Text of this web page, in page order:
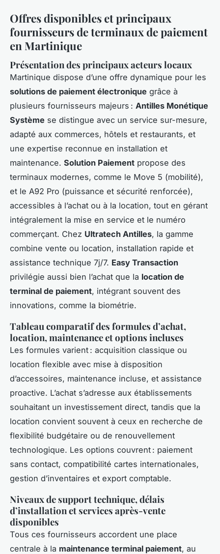
Offres disponibles et principaux
fournisseurs de terminaux de paiement
en Martinique
Présentation des principaux acteurs locaux
Martinique dispose d’une offre dynamique pour les
solutions de paiement électronique grâce à
plusieurs fournisseurs majeurs : Antilles Monétique
Système se distingue avec un service sur-mesure,
adapté aux commerces, hôtels et restaurants, et
une expertise reconnue en installation et
maintenance. Solution Paiement propose des
terminaux modernes, comme le Move 5 (mobilité),
et le A92 Pro (puissance et sécurité renforcée),
accessibles à l’achat ou à la location, tout en gérant
intégralement la mise en service et le numéro
commerçant. Chez Ultratech Antilles, la gamme
combine vente ou location, installation rapide et
assistance technique 7j/7. Easy Transaction
privilégie aussi bien l’achat que la location de
terminal de paiement, intégrant souvent des
innovations, comme la biométrie.
Tableau comparatif des formules d’achat,
location, maintenance et options incluses
Les formules varient : acquisition classique ou
location flexible avec mise à disposition
d’accessoires, maintenance incluse, et assistance
proactive. L’achat s’adresse aux établissements
souhaitant un investissement direct, tandis que la
location convient souvent à ceux en recherche de
flexibilité budgétaire ou de renouvellement
technologique. Les options couvrent : paiement
sans contact, compatibilité cartes internationales,
gestion d’inventaires et export comptable.
Niveaux de support technique, délais
d’installation et services après-vente
disponibles
Tous ces fournisseurs accordent une place
centrale à la maintenance terminal paiement, au